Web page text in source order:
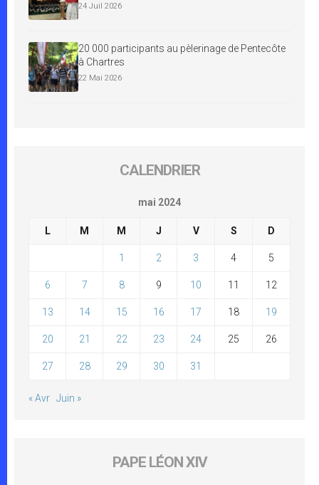
24 Juil 2026
20 000 participants au pèlerinage de Pentecôte
à Chartres
22 Mai 2026
CALENDRIER
mai 2024
L M M J V S D
1 2 3 4 5
6 7 8 9 10 11 12
13 14 15 16 17 18 19
20 21 22 23 24 25 26
27 28 29 30 31
« Avr Juin »
PAPE LÉON XIV